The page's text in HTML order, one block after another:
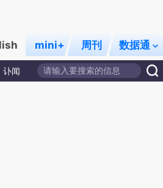
mini+ 周刊 数据通
讣闻